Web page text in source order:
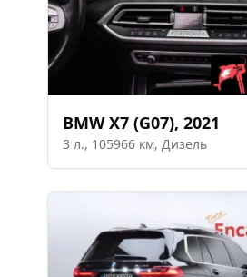
BMW X7 (G07), 2021
3 л., 105966 км, Дизель